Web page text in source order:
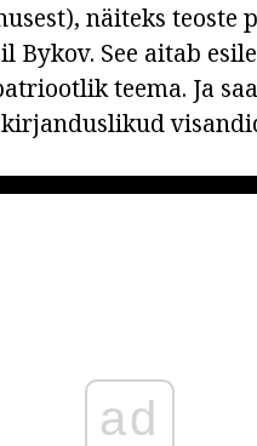
näiteks teoste
Bykov. See aitab
teema. Ja
ad